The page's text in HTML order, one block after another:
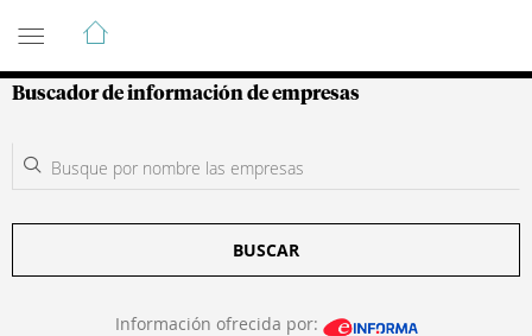
Guía de Empresas Colombianas
Buscador de información de empresas
BUSCAR
Información ofrecida por: